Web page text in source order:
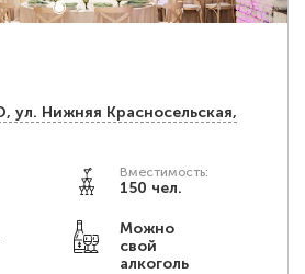
ул. Нижняя Красносельская,
Вместимость:
150 чел.
Можно
свой
алкоголь